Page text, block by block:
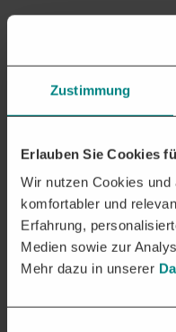
Zustimmung
Erlauben Sie Cookies
Wir nutzen Cookies und
komfortabler und
Erfahrung,
Medien sowie zur
Mehr dazu in unserer